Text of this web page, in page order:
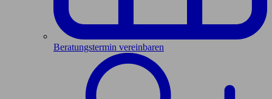
Beratungstermin vereinbaren